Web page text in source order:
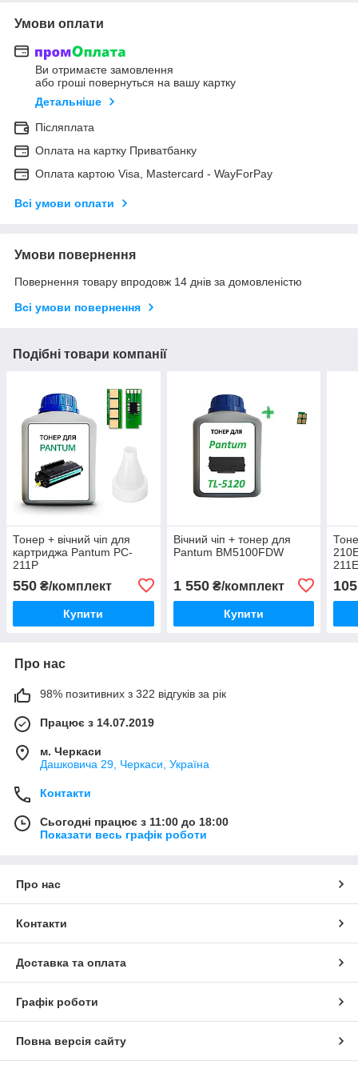
Умови оплати
Ви отримаєте замовлення
або гроші повернуться на вашу картку
Детальніше
Післяплата
Оплата на картку Приватбанку
Оплата картою Visa, Mastercard - WayForPay
Всі умови оплати
Умови повернення
Повернення товару впродовж 14 днів за домовленістю
Всі умови повернення
Подібні товари компанії
Тонер + вічний чіп для
картриджа Pantum PC-
211P
550 ₴/комплект
Купити
Вічний чіп + тонер для
Pantum BM5100FDW​​​​​​​
1 550₴/комплект
Купити
105
Про нас
98% позитивних з 322 відгуків за рік
Працює з 14.07.2019
м. Черкаси
Дашковича 29, Черкаси, Україна
Контакти
Сьогодні працює з 11:00 до 18:00
Показати весь графік роботи
Про нас
Контакти
Доставка та оплата
Графік роботи
Повна версія сайту